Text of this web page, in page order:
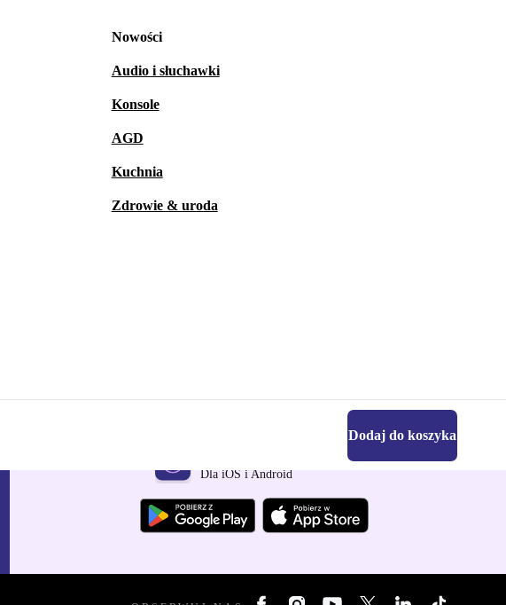
Nowości
Audio i słuchawki
Konsole
AGD
Kuchnia
Zdrowie & uroda
Dodaj do koszyka
Pobierz aplikację refurbed
Dla iOS i Android